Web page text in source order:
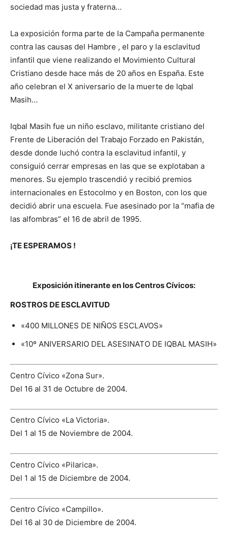
sociedad mas justa y fraterna…
La exposición forma parte de la Campaña permanente
contra las causas del Hambre , el paro y la esclavitud
infantil que viene realizando el Movimiento Cultural
Cristiano desde hace más de 20 años en España. Este
año celebran el X aniversario de la muerte de Iqbal
Masih…
Iqbal Masih fue un niño esclavo, militante cristiano del
Frente de Liberación del Trabajo Forzado en Pakistán,
desde donde luchó contra la esclavitud infantil, y
consiguió cerrar empresas en las que se explotaban a
menores. Su ejemplo trascendió y recibió premios
internacionales en Estocolmo y en Boston, con los que
decidió abrir una escuela. Fue asesinado por la “mafia de
las alfombras” el 16 de abril de 1995.
¡TE ESPERAMOS !
Exposición itinerante en los Centros Cívicos:
ROSTROS DE ESCLAVITUD
«400 MILLONES DE NIÑOS ESCLAVOS»
«10º ANIVERSARIO DEL ASESINATO DE IQBAL MASIH»
Centro Cívico «Zona Sur».
Del 16 al 31 de Octubre de 2004.
Centro Cívico «La Victoria».
Del 1 al 15 de Noviembre de 2004.
Centro Cívico «Pilarica».
Del 1 al 15 de Diciembre de 2004.
Centro Cívico «Campillo».
Del 16 al 30 de Diciembre de 2004.